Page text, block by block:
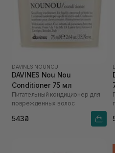
DAVINES NOUNOU
DAVINES Nou Nou
Conditioner 75 мл
Питательный кондиционер для
поврежденных волос
543₴